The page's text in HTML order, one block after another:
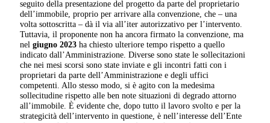
seguito della presentazione del progetto da parte del proprietario
dell’immobile, proprio per arrivare alla convenzione, che – una
volta sottoscritta – dà il via all’iter autorizzativo per l’intervento.
Tuttavia, il proponente non ha ancora firmato la convenzione, ma
nelgiugno 2023 ha chiesto ulteriore tempo rispetto a quello
indicato dall’Amministrazione. Diverse sono state le sollecitazioni
che nei mesi scorsi sono state inviate e gli incontri fatti con i
proprietari da parte dell’Amministrazione e degli uffici
competenti. Allo stesso modo, si è agito con la medesima
sollecitudine rispetto alle ben note situazioni di degrado attorno
all’immobile. È evidente che, dopo tutto il lavoro svolto e per la
strategicità dell’intervento in questione, è nell’interesse dell’Ente